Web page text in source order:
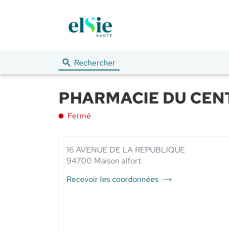
Rechercher
PHARMACIE DU
Fermé
16 AVENUE DE LA REPUBLIQUE
94700 Maison alfort
Recevoir les coordonnées
du